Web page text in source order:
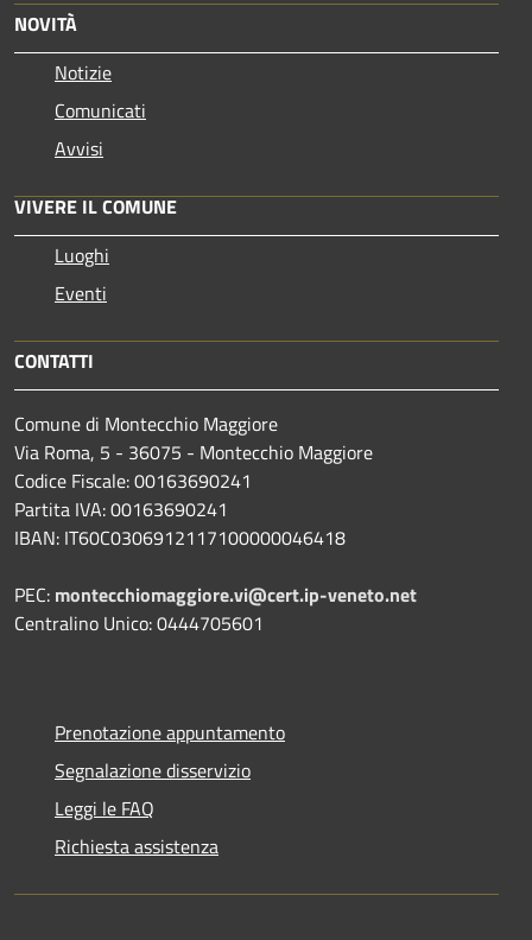
NOVITÀ
Notizie
Comunicati
Avvisi
VIVERE IL COMUNE
Luoghi
Eventi
CONTATTI
Comune di Montecchio Maggiore
Via Roma, 5 - 36075 - Montecchio Maggiore
Codice Fiscale: 00163690241
Partita IVA: 00163690241
IBAN: IT60C0306912117100000046418
PEC: montecchiomaggiore.vi@cert.ip-veneto.net
Centralino Unico: 0444705601
Prenotazione appuntamento
Segnalazione disservizio
Leggi le FAQ
Richiesta assistenza